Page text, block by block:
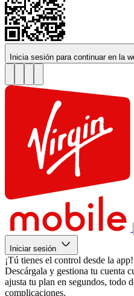
Inicia sesión para continuar en la
Iniciar sesión
¡Tú tienes el control desde la app!
Descárgala y gestiona tu cuenta
ajusta tu plan en segundos, todo
complicaciones.